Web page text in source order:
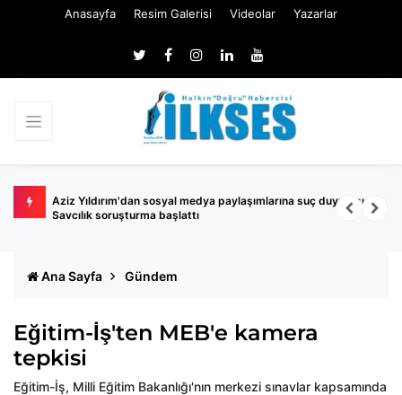
Anasayfa Resim Galerisi Videolar Yazarlar
Aziz Yıldırım'dan sosyal medya paylaşımlarına suç duyurusu!
Savcılık soruşturma başlattı
Ana Sayfa Gündem
Eğitim-İş'ten MEB'e kamera
tepkisi
Eğitim-İş, Milli Eğitim Bakanlığı'nın merkezi sınavlar kapsamında